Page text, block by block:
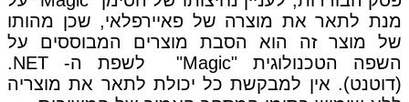
מנת לתאר את מוצרה של פאיירפלאי, שכן מהותו
של מוצר זה הוא הסבת מוצרים המבוססים על
השפה הטכנולוגית "Magic" לשפת ה- NET.
(דוטנט). אין למבקשת כל יכולת לתאר את מוצריה